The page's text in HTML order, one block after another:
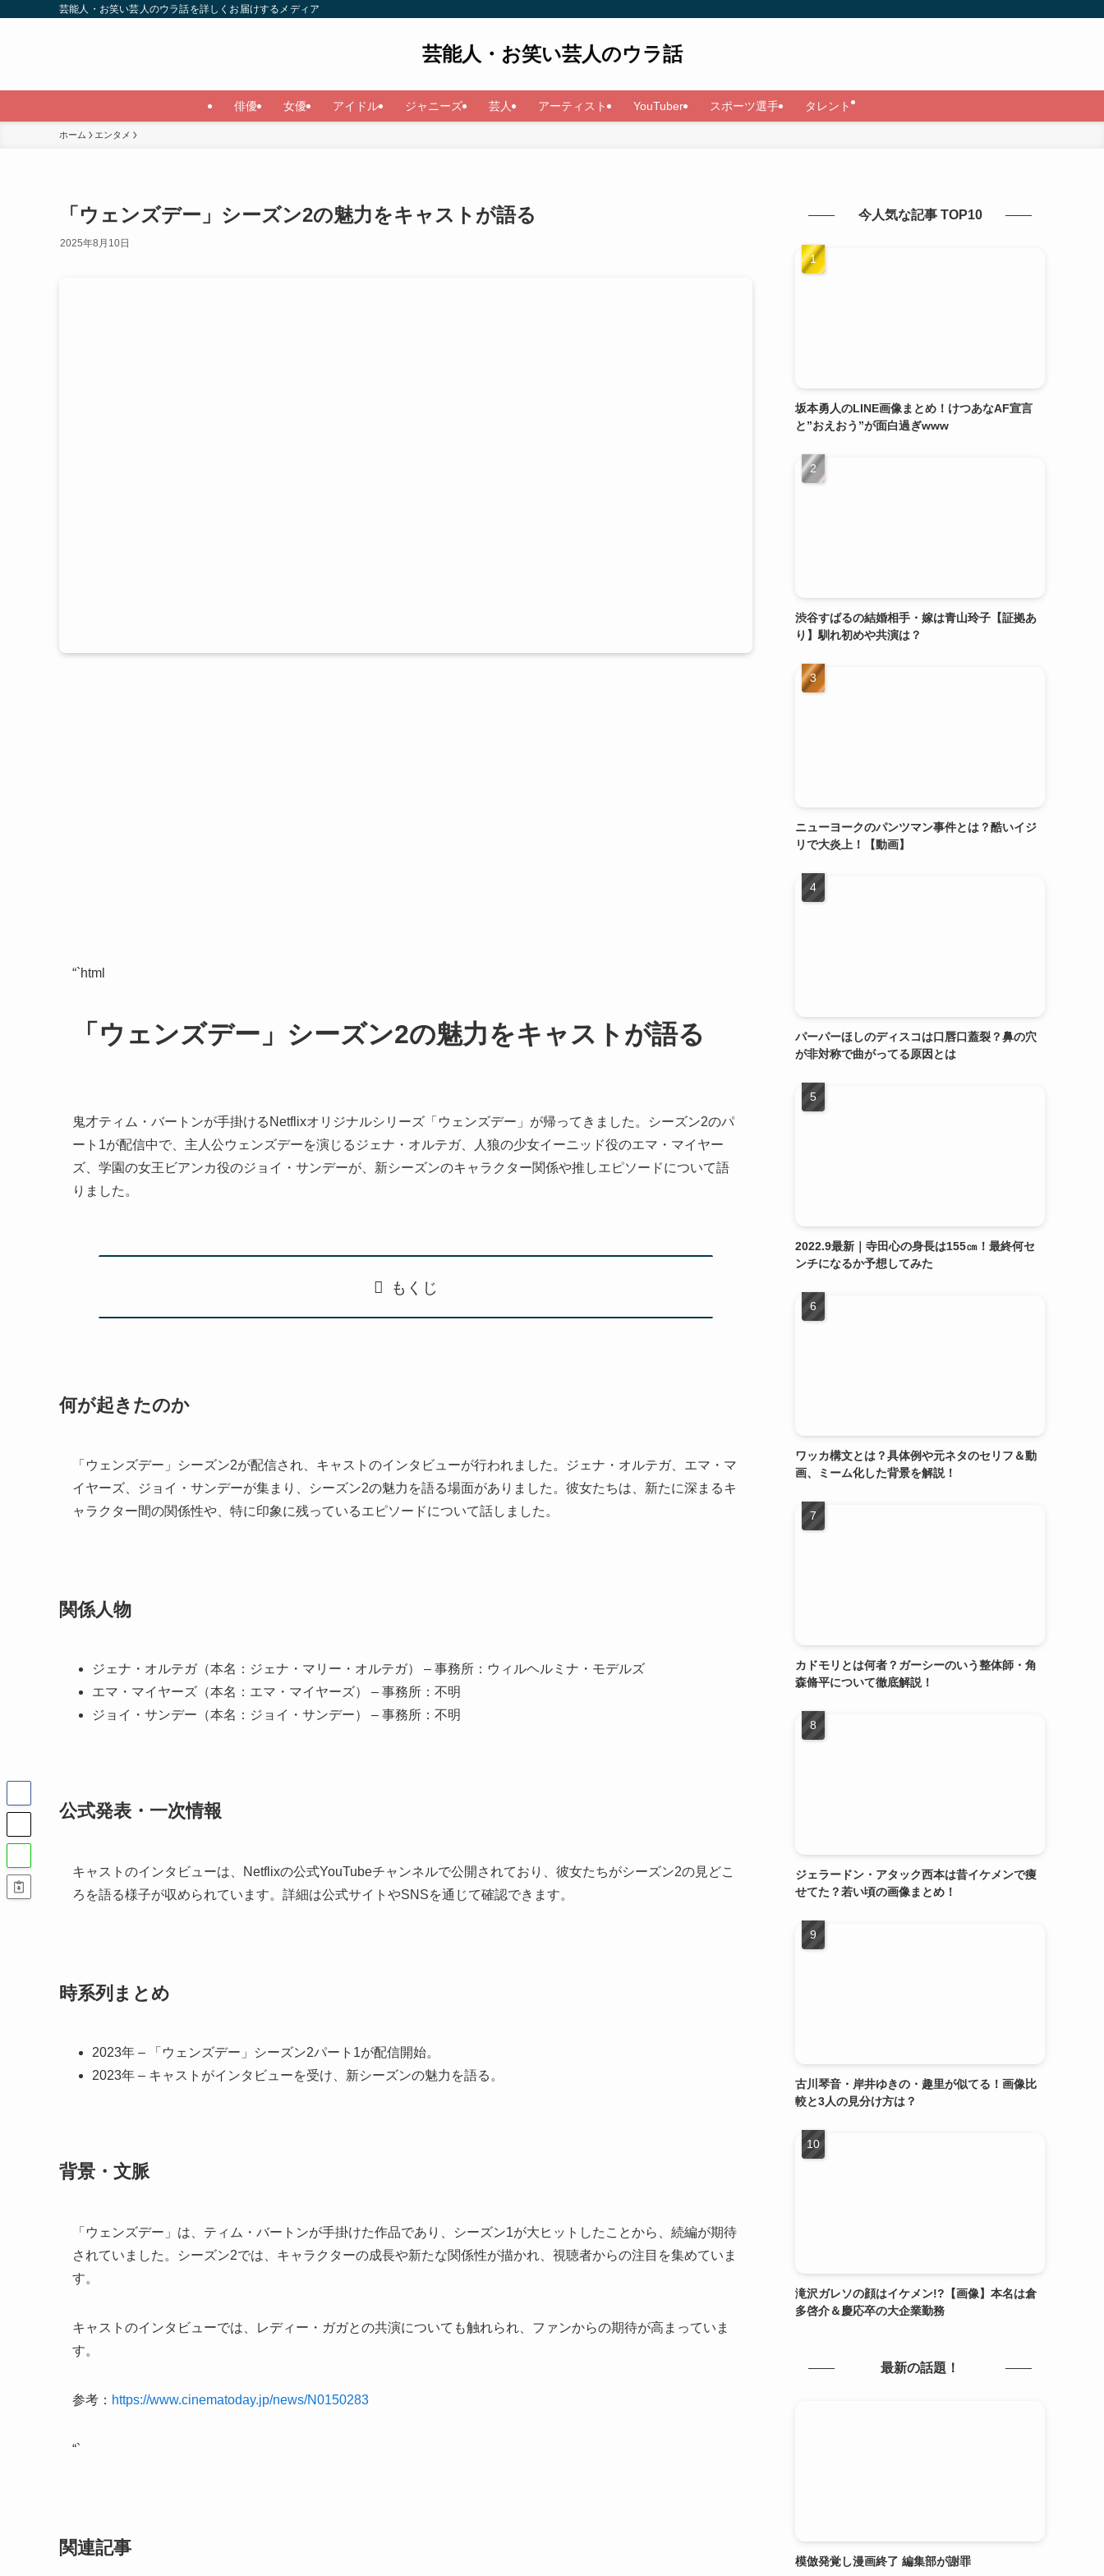
芸能人・お笑い芸人のウラ話を詳しくお届けするメディア
芸能人・お笑い芸人のウラ話
俳優 女優 アイドル ジャニーズ 芸人 アーティスト YouTuber スポーツ選手 タレント
ホーム エンタメ
「ウェンズデー」シーズン2の魅力をキャストが語る
2025年8月10日
“`html
「ウェンズデー」シーズン2の魅力をキャストが語る
鬼才ティム・バートンが手掛けるNetflixオリジナルシリーズ「ウェンズデー」が帰ってきました。シーズン2のパ
ート1が配信中で、主人公ウェンズデーを演じるジェナ・オルテガ、人狼の少女イーニッド役のエマ・マイヤー
ズ、学園の女王ビアンカ役のジョイ・サンデーが、新シーズンのキャラクター関係や推しエピソードについて語
りました。
もくじ
何が起きたのか
「ウェンズデー」シーズン2が配信され、キャストのインタビューが行われました。ジェナ・オルテガ、エマ・マ
イヤーズ、ジョイ・サンデーが集まり、シーズン2の魅力を語る場面がありました。彼女たちは、新たに深まるキ
ャラクター間の関係性や、特に印象に残っているエピソードについて話しました。
関係人物
ジェナ・オルテガ（本名：ジェナ・マリー・オルテガ） – 事務所：ウィルヘルミナ・モデルズ
エマ・マイヤーズ（本名：エマ・マイヤーズ） – 事務所：不明
ジョイ・サンデー（本名：ジョイ・サンデー） – 事務所：不明
公式発表・一次情報
キャストのインタビューは、Netflixの公式YouTubeチャンネルで公開されており、彼女たちがシーズン2の見どこ
ろを語る様子が収められています。詳細は公式サイトやSNSを通じて確認できます。
時系列まとめ
2023年 – 「ウェンズデー」シーズン2パート1が配信開始。
2023年 – キャストがインタビューを受け、新シーズンの魅力を語る。
背景・文脈
「ウェンズデー」は、ティム・バートンが手掛けた作品であり、シーズン1が大ヒットしたことから、続編が期待
されていました。シーズン2では、キャラクターの成長や新たな関係性が描かれ、視聴者からの注目を集めていま
す。
キャストのインタビューでは、レディー・ガガとの共演についても触れられ、ファンからの期待が高まっていま
す。
参考： https://www.cinematoday.jp/news/N0150283
“`
関連記事
今人気な記事 TOP10
坂本勇人のLINE画像まとめ！けつあなAF宣言
と”おえおう”が面白過ぎwww
渋谷すばるの結婚相手・嫁は青山玲子【証拠あ
り】馴れ初めや共演は？
ニューヨークのパンツマン事件とは？酷いイジ
リで大炎上！【動画】
パーパーほしのディスコは口唇口蓋裂？鼻の穴
が非対称で曲がってる原因とは
2022.9最新｜寺田心の身長は155㎝！最終何セ
ンチになるか予想してみた
ワッカ構文とは？具体例や元ネタのセリフ＆動
画、ミーム化した背景を解説！
カドモリとは何者？ガーシーのいう整体師・角
森脩平について徹底解説！
ジェラードン・アタック西本は昔イケメンで痩
せてた？若い頃の画像まとめ！
古川琴音・岸井ゆきの・趣里が似てる！画像比
較と3人の見分け方は？
滝沢ガレソの顔はイケメン!?【画像】本名は倉
多啓介＆慶応卒の大企業勤務
最新の話題！
模倣発覚し漫画終了 編集部が謝罪